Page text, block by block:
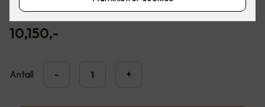
10,150,-
Antall - +